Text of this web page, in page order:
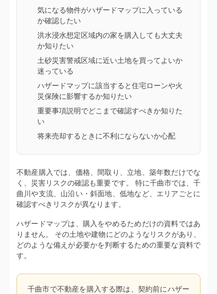
気になる物件がハザードマップに入っている
か確認したい
洪水浸水想定区域内の家を購入しても大丈夫
か知りたい
土砂災害警戒区域に近い土地を買ってよいか
迷っている
ハザードマップに該当すると住宅ローンや火
災保険に影響するか知りたい
重要事項説明でどこまで確認すべきか知りた
い
将来売却するときに不利にならないか心配
不動産購入では、価格、間取り、立地、築年数だけでな
く、災害リスクの確認も重要です。 特に千曲市では、千
曲川や支流、山沿い・斜面地、低地など、エリアごとに
確認すべきリスクが異なります。
ハザードマップは、購入をやめるためだけの資料ではあ
りません。 その土地や建物にどのようなリスクがあり、
どのような備えが必要かを判断するための重要な資料で
す。
千曲市で不動産を購入する際は、契約前にハザー